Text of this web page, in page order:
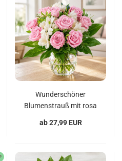
Wunderschöner
Blumenstrauß mit rosa
Alstromerien
ab 27,99 EUR